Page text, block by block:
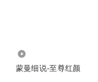
蒙曼细说-至尊红颜